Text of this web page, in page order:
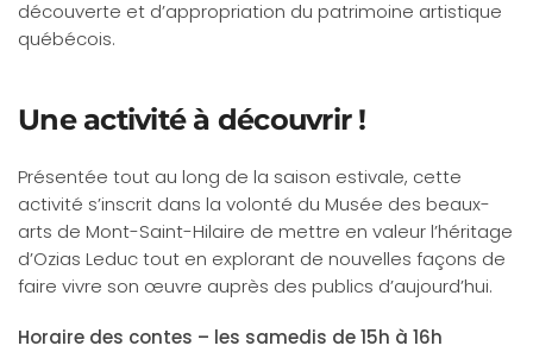
découverte et d’appropriation du patrimoine artistique
québécois.
Une activité à découvrir !
Présentée tout au long de la saison estivale, cette
activité s’inscrit dans la volonté du Musée des beaux-
arts de Mont-Saint-Hilaire de mettre en valeur l’héritage
d’Ozias Leduc tout en explorant de nouvelles façons de
faire vivre son œuvre auprès des publics d’aujourd’hui.
Horaire des contes – les samedis de 15h à 16h